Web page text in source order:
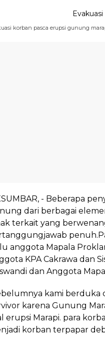
korban pasca erupsi gunung
- Beberapa
dari berbagai
terkait yang
anggota Mapala
KPA Cakrawa dan
dan Anggota
kami berduka
karena Gunung
erupsi Marapi. para
korban terpapar